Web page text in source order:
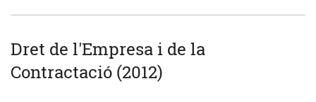
Dret de l'Empresa i de la
Contractació (2012)